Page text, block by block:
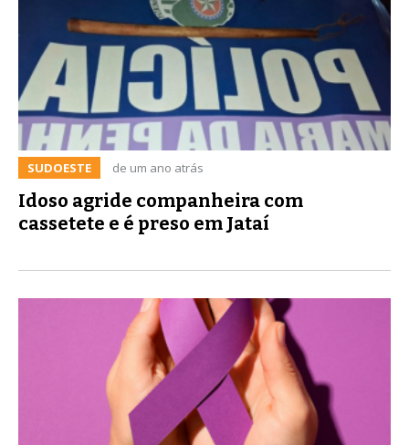
SUDOESTE de um ano atrás
Idoso agride companheira com
cassetete e é preso em Jataí